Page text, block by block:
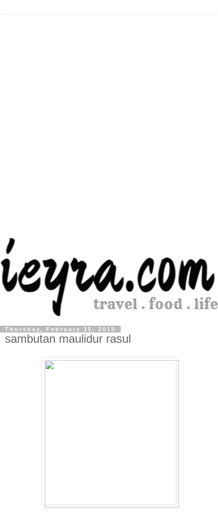
Thursday, February 25, 2010
sambutan maulidur rasul